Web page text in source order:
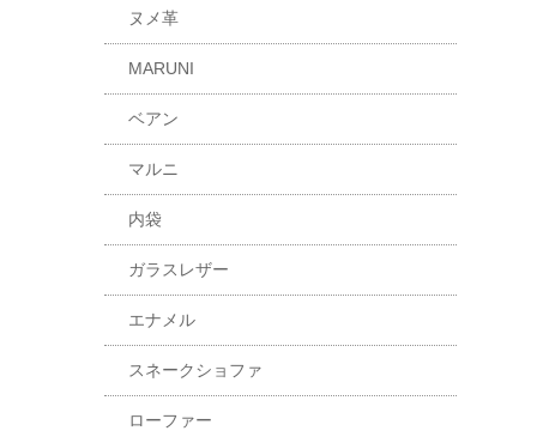
ヌメ革
MARUNI
ベアン
マルニ
内袋
ガラスレザー
エナメル
スネークショファ
ローファー